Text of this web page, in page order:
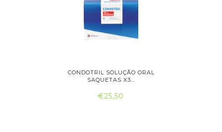
CONDOTRIL SOLUÇÃO ORAL
SAQUETAS X3...
€25,50